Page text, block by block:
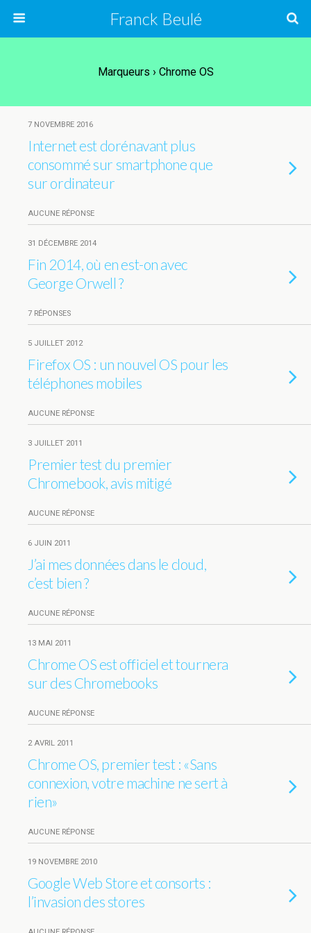
Franck Beulé
Marqueurs › Chrome OS
7 NOVEMBRE 2016
Internet est dorénavant plus
consommé sur smartphone que
sur ordinateur
AUCUNE RÉPONSE
31 DÉCEMBRE 2014
Fin 2014, où en est-on avec
George Orwell ?
7 RÉPONSES
5 JUILLET 2012
Firefox OS : un nouvel OS pour les
téléphones mobiles
AUCUNE RÉPONSE
3 JUILLET 2011
Premier test du premier
Chromebook, avis mitigé
AUCUNE RÉPONSE
6 JUIN 2011
J’ai mes données dans le cloud,
c’est bien ?
AUCUNE RÉPONSE
13 MAI 2011
Chrome OS est officiel et tournera
sur des Chromebooks
AUCUNE RÉPONSE
2 AVRIL 2011
Chrome OS, premier test : «Sans
connexion, votre machine ne sert à
rien»
AUCUNE RÉPONSE
19 NOVEMBRE 2010
Google Web Store et consorts :
l’invasion des stores